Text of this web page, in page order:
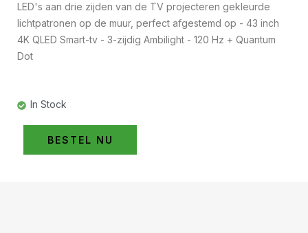
LED's aan drie zijden van de TV projecteren gekleurde
lichtpatronen op de muur, perfect afgestemd op - 43 inch
4K QLED Smart-tv - 3-zijdig Ambilight - 120 Hz + Quantum
Dot
In Stock
BESTEL NU